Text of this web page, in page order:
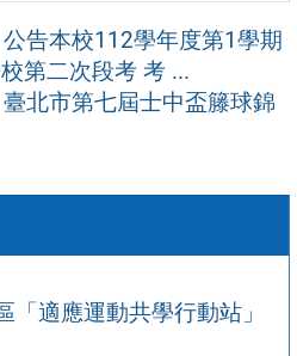
適應運動共學行動站」
公告本校112學年度第1學期
第二次段考 考 ...
臺北市第七屆士中盃籐球錦